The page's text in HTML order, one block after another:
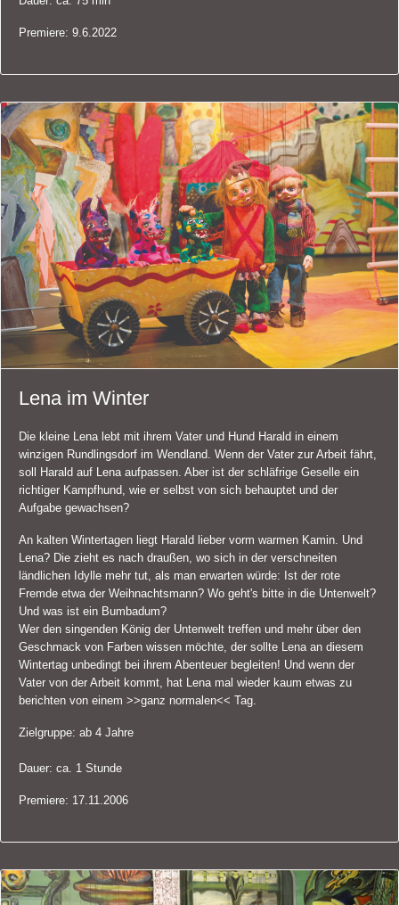
Premiere: 9.6.2022
Lena im Winter
Die kleine Lena lebt mit ihrem Vater und Hund Harald in einem
winzigen Rundlingsdorf im Wendland. Wenn der Vater zur Arbeit fährt,
soll Harald auf Lena aufpassen. Aber ist der schläfrige Geselle ein
richtiger Kampfhund, wie er selbst von sich behauptet und der
Aufgabe gewachsen?
An kalten Wintertagen liegt Harald lieber vorm warmen Kamin. Und
Lena? Die zieht es nach draußen, wo sich in der verschneiten
ländlichen Idylle mehr tut, als man erwarten würde: Ist der rote
Fremde etwa der Weihnachtsmann? Wo geht's bitte in die Untenwelt?
Und was ist ein Bumbadum?
Wer den singenden König der Untenwelt treffen und mehr über den
Geschmack von Farben wissen möchte, der sollte Lena an diesem
Wintertag unbedingt bei ihrem Abenteuer begleiten! Und wenn der
Vater von der Arbeit kommt, hat Lena mal wieder kaum etwas zu
berichten von einem >>ganz normalen<< Tag.
Zielgruppe: ab 4 Jahre
Dauer: ca. 1 Stunde
Premiere: 17.11.2006